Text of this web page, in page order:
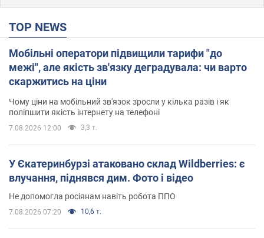
TOP NEWS
Мобільні оператори підвищили тарифи "до
межі", але якість зв'язку деградувала: чи варто
скаржитись на ціни
Чому ціни на мобільний зв'язок зросли у кілька разів і як
поліпшити якість інтернету на телефоні
7.08.2026 12:00 3,3 т.
У Єкатеринбурзі атаковано склад Wildberries: є
влучання, піднявся дим. Фото і відео
Не допомогла росіянам навіть робота ППО
7.08.2026 07:20 10,6 т.